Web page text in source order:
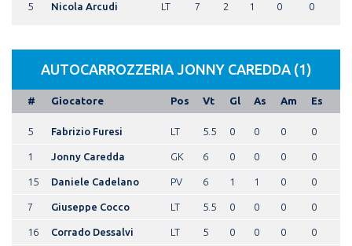
5 Nicola Arcudi LT 7 2 1 0 0
AUTOCARROZZERIA JONNY CAREDDA (1)
# Giocatore Pos Vt Gl As Am Es
5 Fabrizio Furesi LT 5.5 0 0 0 0
1 Jonny Caredda GK 6 0 0 0 0
15 Daniele Cadelano PV 6 1 1 0 0
7 Giuseppe Cocco LT 5.5 0 0 0 0
16 Corrado Dessalvi LT 5 0 0 0 0